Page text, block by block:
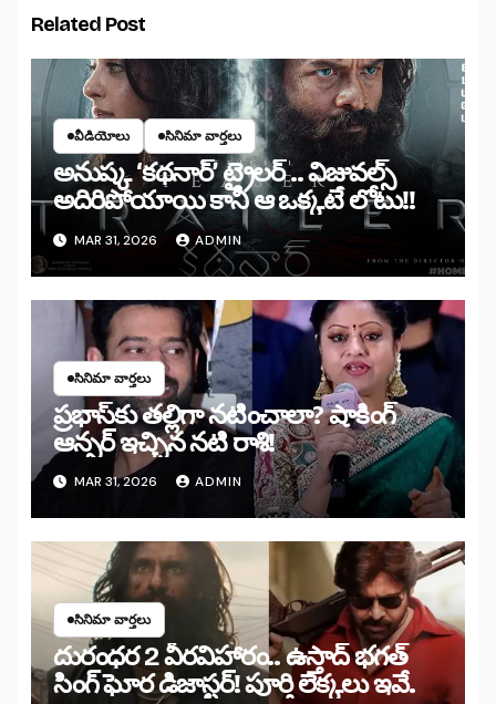
Related Post
వీడియోలు సినిమా వార్తలు
అనుష్క ‘కథనార్’ ట్రైలర్ .. విజువల్స్
అదిరిపోయాయి కానీ ఆ ఒక్కటే లోటు!!
MAR 31, 2026 ADMIN
సినిమా వార్తలు
ప్రభాస్‌కు తల్లిగా నటించాలా? షాకింగ్
ఆన్సర్ ఇచ్చిన నటి రాశి!
MAR 31, 2026 ADMIN
సినిమా వార్తలు
దురంధర 2 వీరవిహారం.. ఉస్తాద్ భగత్
సింగ్ ఘోర డిజాస్టర్! పూర్తి లెక్కలు ఇవే.